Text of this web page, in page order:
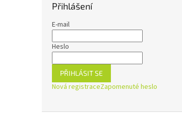
Přihlášení
E-mail
Heslo
PŘIHLÁSIT SE
Nová registraceZapomenuté heslo